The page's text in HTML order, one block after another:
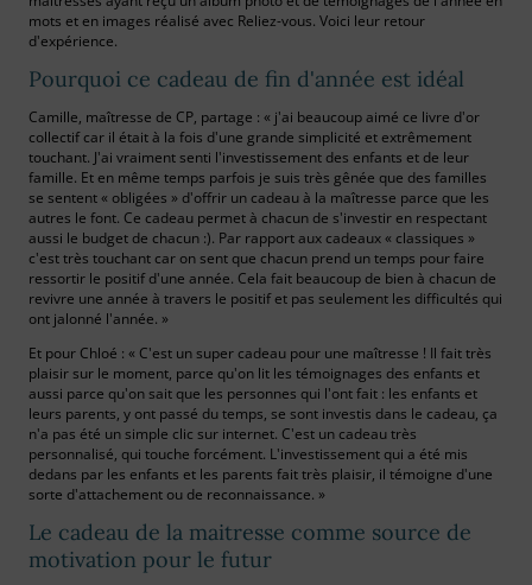
mots et en images réalisé avec Reliez-vous. Voici leur retour
d'expérience.
Pourquoi ce cadeau de fin d'année est idéal
Camille, maîtresse de CP, partage : « j'ai beaucoup aimé ce livre d'or
collectif car il était à la fois d'une grande simplicité et extrêmement
touchant. J'ai vraiment senti l'investissement des enfants et de leur
famille. Et en même temps parfois je suis très gênée que des familles
se sentent « obligées » d'offrir un cadeau à la maîtresse parce que les
autres le font. Ce cadeau permet à chacun de s'investir en respectant
aussi le budget de chacun :). Par rapport aux cadeaux « classiques »
c'est très touchant car on sent que chacun prend un temps pour faire
ressortir le positif d'une année. Cela fait beaucoup de bien à chacun de
revivre une année à travers le positif et pas seulement les difficultés qui
ont jalonné l'année. »
Et pour Chloé : « C'est un super cadeau pour une maîtresse ! Il fait très
plaisir sur le moment, parce qu'on lit les témoignages des enfants et
aussi parce qu'on sait que les personnes qui l'ont fait : les enfants et
leurs parents, y ont passé du temps, se sont investis dans le cadeau, ça
n'a pas été un simple clic sur internet. C'est un cadeau très
personnalisé, qui touche forcément. L'investissement qui a été mis
dedans par les enfants et les parents fait très plaisir, il témoigne d'une
sorte d'attachement ou de reconnaissance. »
Le cadeau de la maitresse comme source de
motivation pour le futur